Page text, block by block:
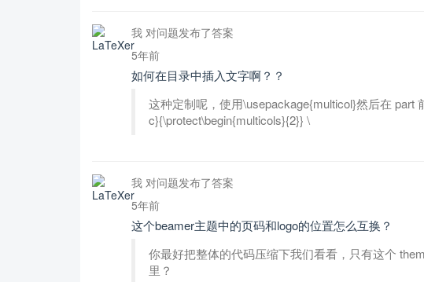
我 对问题发布了答案
5年前
如何在目录中插入文字啊？？
这种定制呢，使用\usepackage{multicol}然后在 part
c}{\protect\begin{multicols}{2}} \
我 对问题发布了答案
5年前
这个beamer主题中的页码和logo的位置怎么互换？
你最好把整体的代码压缩下我们看看，只有这个
里？